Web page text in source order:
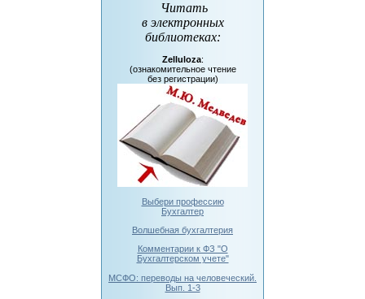
Читать
в электронных
библиотеках:
Zelluloza:
(ознакомительное чтение
без регистрации)
Выбери профессию
Бухгалтер
Волшебная бухгалтерия
Комментарии к ФЗ "О
Бухгалтерском учете"
МСФО: переводы на человеческий.
Вып. 1-3